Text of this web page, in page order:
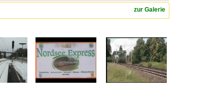
zur Galerie